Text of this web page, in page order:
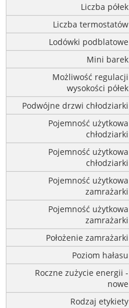
Liczba półek
Liczba termostatów
Lodówki podblatowe
Mini barek
Możliwość regulacji
wysokości półek
Podwójne drzwi chłodziarki
Pojemność użytkowa
chłodziarki
Pojemność użytkowa
chłodziarki
Pojemność użytkowa
zamrażarki
Pojemność użytkowa
zamrażarki
Położenie zamrażarki
Poziom hałasu
Roczne zużycie energii -
nowe
Rodzaj etykiety